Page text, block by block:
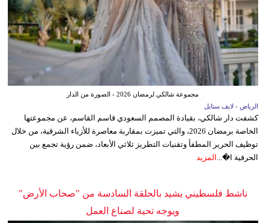
مجموعة شالكي لرمضان 2026 - الصورة من الدار
الرياض - لايف ستايل
كشفت دار شالكي، بقيادة المصمم السعودي قاسم القاسم، عن مجموعتها
الخاصة برمضان 2026، والتي تميزت بمقاربة معاصرة للأزياء الشرقية، من خلال
توظيف الحرير المطفأ وتقنيات التطريز ثلاثي الأبعاد، ضمن رؤية تجمع بين
الحرفية ا�... المزيد
ناشط فلسطيني يشيد بالحلقة السادسة من "صحاب الأرض"
ويوجه تحية لصناع العمل